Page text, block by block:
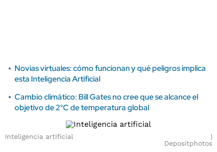
Novias virtuales: cómo funcionan y qué peligros implica
esta Inteligencia Artificial
Cambio climático: Bill Gates no cree que se alcance el
objetivo de 2°C de temperatura global
Inteligencia artificial
Depositphotos